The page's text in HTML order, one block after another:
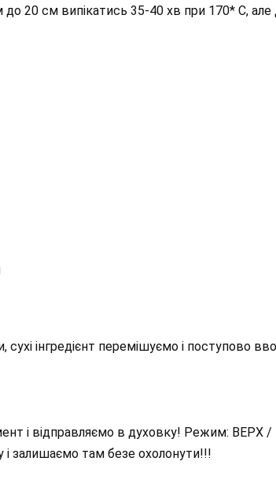
20 см випікатись 35-40 хв при 170* С, але
сухі інгредієнт перемішуємо і поступово
і відправляємо в духовку! Режим: ВЕРХ /
залишаємо там безе охолонути!!!